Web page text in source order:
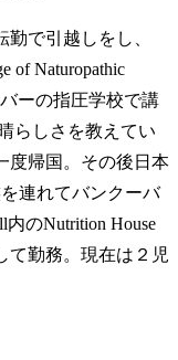
で引越しをし、
of Naturopathic
ーの指圧学校で講
らしさを教えてい
度帰国。その後日本
連れてバンクーバ
のNutrition House
て勤務。現在は２児